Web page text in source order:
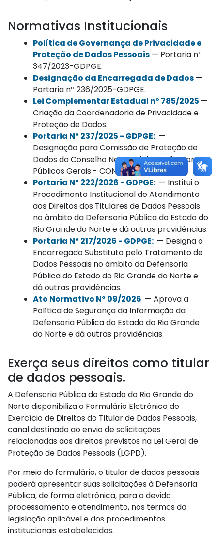
Normativas Institucionais
Política de Governança de Privacidade e
Proteção de Dados Pessoais — Portaria nº
347/2023-GDPGE.
Designação da Encarregada de Dados —
Portaria nº 236/2025-GDPGE.
Lei Complementar Estadual nº 785/2025 —
Criação da Coordenadoria de Privacidade e
Proteção de Dados.
Portaria Nº 237/2025 - GDPGE: —
Designação para Comissão de Proteção de
Dados do Conselho Nacional dos Defensores
Públicos Gerais - CONDEGE
Portaria Nº 222/2026 - GDPGE: — Institui o
Procedimento Institucional de Atendimento
aos Direitos dos Titulares de Dados Pessoais
no âmbito da Defensoria Pública do Estado do
Rio Grande do Norte e dá outras providências.
Portaria Nº 217/2026 - GDPGE: — Designa o
Encarregado Substituto pelo Tratamento de
Dados Pessoais no âmbito da Defensoria
Pública do Estado do Rio Grande do Norte e
dá outras providências.
Ato Normativo Nº 09/2026 — Aprova a
Política de Segurança da Informação da
Defensoria Pública do Estado do Rio Grande
do Norte e dá outras providências.
Exerça seus direitos como titular
de dados pessoais.
A Defensoria Pública do Estado do Rio Grande do
Norte disponibiliza o Formulário Eletrônico de
Exercício de Direitos do Titular de Dados Pessoais,
canal destinado ao envio de solicitações
relacionadas aos direitos previstos na Lei Geral de
Proteção de Dados Pessoais (LGPD).
Por meio do formulário, o titular de dados pessoais
poderá apresentar suas solicitações à Defensoria
Pública, de forma eletrônica, para o devido
processamento e atendimento, nos termos da
legislação aplicável e dos procedimentos
institucionais estabelecidos.